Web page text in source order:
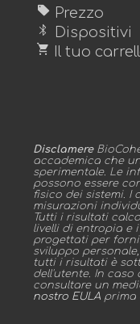
sell Prezzo
bluetooth Dispositivi
shopping_cart Il tuo
Disclamere
accademica che
sperimentale. Le
possono essere
fisico dei sistemi. I
misurazioni
Tutti i risultati
livelli di entropia e
progettati per
sviluppo
tutti i risultati è
dell'utente. In
consultare un
nostro EULA prima